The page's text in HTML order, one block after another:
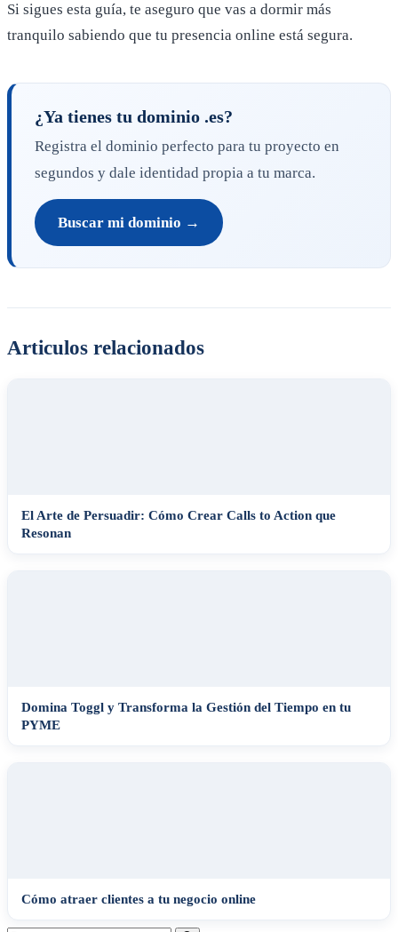
Si sigues esta guía, te aseguro que vas a dormir más
tranquilo sabiendo que tu presencia online está segura.
¿Ya tienes tu dominio .es?
Registra el dominio perfecto para tu proyecto en
segundos y dale identidad propia a tu marca.
Buscar mi dominio →
Articulos relacionados
El Arte de Persuadir: Cómo Crear Calls to Action que
Resonan
Domina Toggl y Transforma la Gestión del Tiempo en tu
PYME
Cómo atraer clientes a tu negocio online